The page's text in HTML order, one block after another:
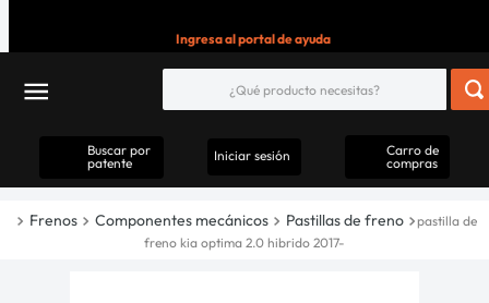
Ingresa al portal de ayuda
Buscar por
patente
Iniciar sesión
Carro de
compras
Frenos Componentes mecánicos Pastillas de freno
pastilla de
freno kia optima 2.0 hibrido 2017-